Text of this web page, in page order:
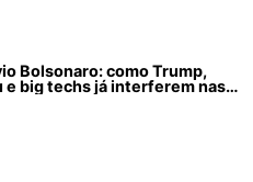
Bolsonaro: como Trump,
e big techs já interferem nas